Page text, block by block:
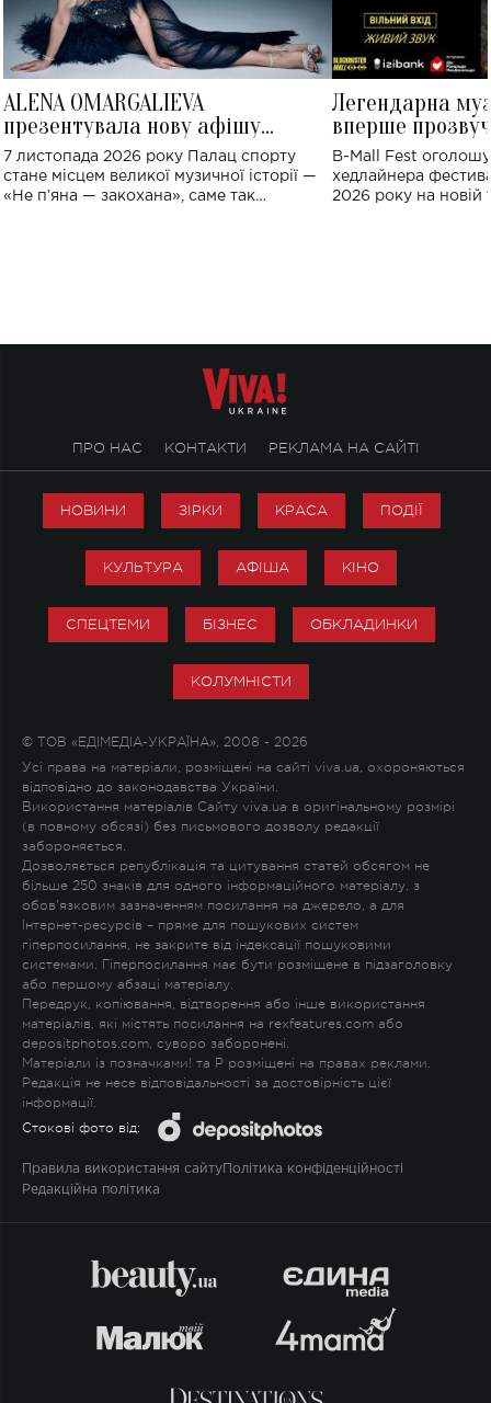
ALENA OMARGALIEVA
презентувала нову афішу
великого концерту в Палаці
спорту
7 листопада 2026 року Палац спорту
стане місцем великої музичної історії —
«Не пʼяна — закохана», саме так
Легендарна
вперше
Україні: де
B-Mall Fest
хедлайнера
2026 року на новій
ПРО НАС КОНТАКТИ РЕКЛАМА НА САЙТІ
НОВИНИ ЗІРКИ КРАСА ПОДІЇ
КУЛЬТУРА АФІША КІНО
СПЕЦТЕМИ БІЗНЕС ОБКЛАДИНКИ
КОЛУМНІСТИ
© ТОВ «ЕДІМЕДІА-УКРАЇНА», 2008 - 2026
Усі права на матеріали, розміщені на сайті viva.ua, охороняються
відповідно до законодавства України.
Використання матеріалів Сайту viva.ua в оригінальному розмірі
(в повному обсязі) без письмового дозволу редакції
забороняється.
Дозволяється републікація та цитування статей обсягом не
більше 250 знаків для одного інформаційного матеріалу, з
обов'язковим зазначенням посилання на джерело, а для
Інтернет-ресурсів – пряме для пошукових систем
гіперпосилання, не закрите від індексації пошуковими
системами. Гіперпосилання має бути розміщене в підзаголовку
або першому абзаці матеріалу.
Передрук, копіювання, відтворення або інше використання
матеріалів, які містять посилання на rexfeatures.com або
depositphotos.com, суворо заборонені.
Матеріали із позначками! та P розміщені на правах реклами.
Редакція не несе відповідальності за достовірність цієї
інформації.
Стокові фото від:
Правила використання сайту Політика конфіденційності
Редакційна політика